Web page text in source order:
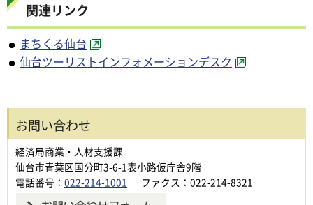
関連リンク
まちくる仙台
仙台ツーリストインフォメーションデスク
お問い合わせ
経済局商業・人材支援課
仙台市青葉区国分町3-6-1表小路仮庁舎9階
電話番号： 022-214-1001 ファクス：022-214-8321